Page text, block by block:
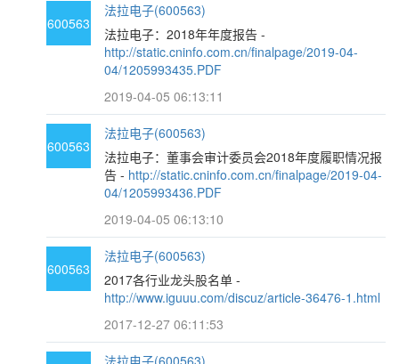
600563
法拉电子(600563)
法拉电子：2018年年度报告 -
http://static.cninfo.com.cn/finalpage/2019-04-
04/1205993435.PDF
2019-04-05 06:13:11
600563
法拉电子(600563)
法拉电子：董事会审计委员会2018年度履职情况报
告 - http://static.cninfo.com.cn/finalpage/2019-04-
04/1205993436.PDF
2019-04-05 06:13:10
600563
法拉电子(600563)
2017各行业龙头股名单 -
http://www.iguuu.com/discuz/article-36476-1.html
2017-12-27 06:11:53
法拉电子(600563)